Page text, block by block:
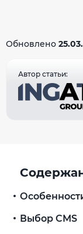
Обновлено
Автор статьи:
Выбор CMS